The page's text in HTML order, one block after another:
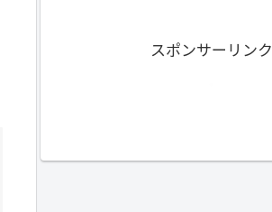
スポンサーリンク